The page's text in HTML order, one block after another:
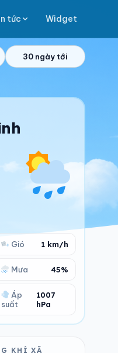
tức Widget
30 ngày tới
Gió 1 km/h
Mưa 45%
Áp
suất
1007
hPa
KHÍ XÃ